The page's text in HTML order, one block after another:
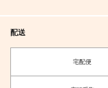
配送
宅配便